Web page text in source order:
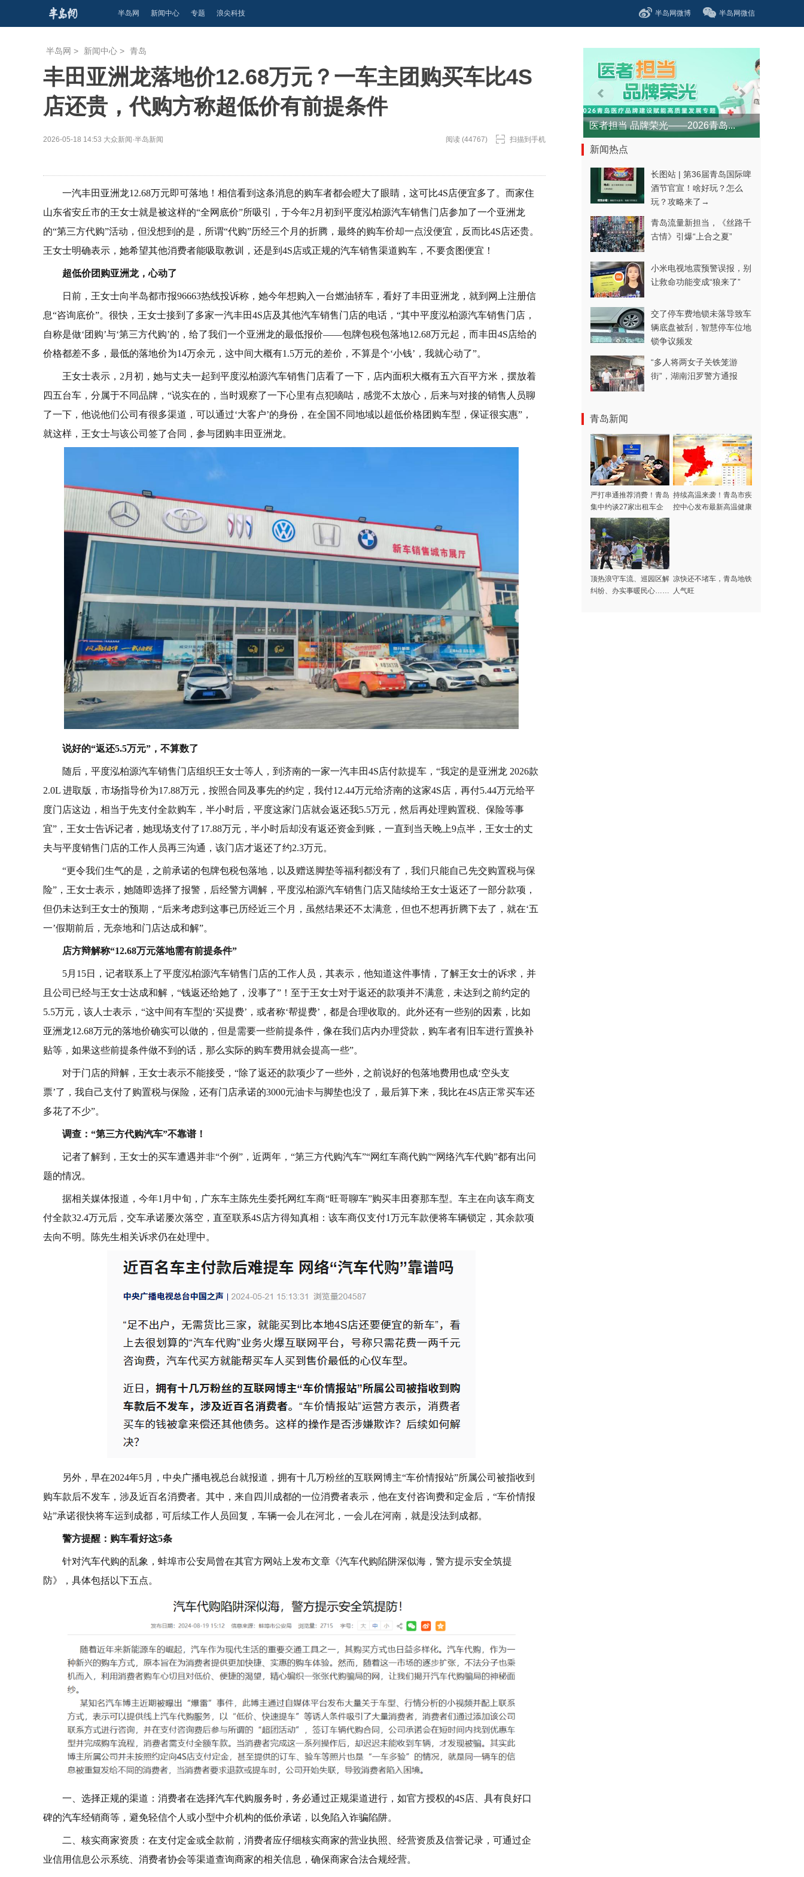
半岛网 新闻中心 专题 浪尖科技 半岛网微博 半岛网微信
半岛网 > 新闻中心 > 青岛
丰田亚洲龙落地价12.68万元？一车主团购买车比4S
店还贵，代购方称超低价有前提条件
2026-05-18 14:53 大众新闻·半岛新闻 阅读 (44767) 扫描到手机
一汽丰田亚洲龙12.68万元即可落地！相信看到这条消息的购车者都会瞪大了眼睛，这可比4S店便宜多了。而家住
山东省安丘市的王女士就是被这样的“全网底价”所吸引，于今年2月初到平度泓柏源汽车销售门店参加了一个亚洲龙
的“第三方代购”活动，但没想到的是，所谓“代购”历经三个月的折腾，最终的购车价却一点没便宜，反而比4S店还贵。
王女士明确表示，她希望其他消费者能吸取教训，还是到4S店或正规的汽车销售渠道购车，不要贪图便宜！
超低价团购亚洲龙，心动了
日前，王女士向半岛都市报96663热线投诉称，她今年想购入一台燃油轿车，看好了丰田亚洲龙，就到网上注册信
息“咨询底价”。很快，王女士接到了多家一汽丰田4S店及其他汽车销售门店的电话，“其中平度泓柏源汽车销售门店，
自称是做‘团购’与‘第三方代购’的，给了我们一个亚洲龙的最低报价——包牌包税包落地12.68万元起，而丰田4S店给的
价格都差不多，最低的落地价为14万余元，这中间大概有1.5万元的差价，不算是个‘小钱’，我就心动了”。
王女士表示，2月初，她与丈夫一起到平度泓柏源汽车销售门店看了一下，店内面积大概有五六百平方米，摆放着
四五台车，分属于不同品牌，“说实在的，当时观察了一下心里有点犯嘀咕，感觉不太放心，后来与对接的销售人员聊
了一下，他说他们公司有很多渠道，可以通过‘大客户’的身份，在全国不同地域以超低价格团购车型，保证很实惠”，
就这样，王女士与该公司签了合同，参与团购丰田亚洲龙。
说好的“返还5.5万元”，不算数了
随后，平度泓柏源汽车销售门店组织王女士等人，到济南的一家一汽丰田4S店付款提车，“我定的是亚洲龙 2026款
2.0L 进取版，市场指导价为17.88万元，按照合同及事先的约定，我付12.44万元给济南的这家4S店，再付5.44万元给平
度门店这边，相当于先支付全款购车，半小时后，平度这家门店就会返还我5.5万元，然后再处理购置税、保险等事
宜”，王女士告诉记者，她现场支付了17.88万元，半小时后却没有返还资金到账，一直到当天晚上9点半，王女士的丈
夫与平度销售门店的工作人员再三沟通，该门店才返还了约2.3万元。
“更令我们生气的是，之前承诺的包牌包税包落地，以及赠送脚垫等福利都没有了，我们只能自己先交购置税与保
险”，王女士表示，她随即选择了报警，后经警方调解，平度泓柏源汽车销售门店又陆续给王女士返还了一部分款项，
但仍未达到王女士的预期，“后来考虑到这事已历经近三个月，虽然结果还不太满意，但也不想再折腾下去了，就在‘五
一’假期前后，无奈地和门店达成和解”。
店方辩解称“12.68万元落地需有前提条件”
5月15日，记者联系上了平度泓柏源汽车销售门店的工作人员，其表示，他知道这件事情，了解王女士的诉求，并
且公司已经与王女士达成和解，“钱返还给她了，没事了”！至于王女士对于返还的款项并不满意，未达到之前约定的
5.5万元，该人士表示，“这中间有车型的‘买提费’，或者称‘帮提费’，都是合理收取的。此外还有一些别的因素，比如
亚洲龙12.68万元的落地价确实可以做的，但是需要一些前提条件，像在我们店内办理贷款，购车者有旧车进行置换补
贴等，如果这些前提条件做不到的话，那么实际的购车费用就会提高一些”。
对于门店的辩解，王女士表示不能接受，“除了返还的款项少了一些外，之前说好的包落地费用也成‘空头支
票’了，我自己支付了购置税与保险，还有门店承诺的3000元油卡与脚垫也没了，最后算下来，我比在4S店正常买车还
多花了不少”。
调查：“第三方代购汽车”不靠谱！
记者了解到，王女士的买车遭遇并非“个例”，近两年，“第三方代购汽车”“网红车商代购”“网络汽车代购”都有出问
题的情况。
据相关媒体报道，今年1月中旬，广东车主陈先生委托网红车商“旺哥聊车”购买丰田赛那车型。车主在向该车商支
付全款32.4万元后，交车承诺屡次落空，直至联系4S店方得知真相：该车商仅支付1万元车款便将车辆锁定，其余款项
去向不明。陈先生相关诉求仍在处理中。
另外，早在2024年5月，中央广播电视总台就报道，拥有十几万粉丝的互联网博主“车价情报站”所属公司被指收到
购车款后不发车，涉及近百名消费者。其中，来自四川成都的一位消费者表示，他在支付咨询费和定金后，“车价情报
站”承诺很快将车运到成都，可后续工作人员回复，车辆一会儿在河北，一会儿在河南，就是没法到成都。
警方提醒：购车看好这5条
针对汽车代购的乱象，蚌埠市公安局曾在其官方网站上发布文章《汽车代购陷阱深似海，警方提示安全筑提
防》，具体包括以下五点。
一、选择正规的渠道：消费者在选择汽车代购服务时，务必通过正规渠道进行，如官方授权的4S店、具有良好口
碑的汽车经销商等，避免轻信个人或小型中介机构的低价承诺，以免陷入诈骗陷阱。
二、核实商家资质：在支付定金或全款前，消费者应仔细核实商家的营业执照、经营资质及信誉记录，可通过企
业信用信息公示系统、消费者协会等渠道查询商家的相关信息，确保商家合法合规经营。
医者担当 品牌荣光——2026青岛...
新闻热点
长图站 | 第36届青岛国际啤
酒节官宣！啥好玩？怎么
玩？攻略来了→
青岛流量新担当，《丝路千
古情》引爆“上合之夏”
小米电视地震预警误报，别
让救命功能变成“狼来了”
交了停车费地锁未落导致车
辆底盘被刮，智慧停车位地
锁争议频发
“多人将两女子关铁笼游
街”，湖南汨罗警方通报
青岛新闻
严打串通推荐消费！青岛
集中约谈27家出租车企
业
持续高温来袭！青岛市疾
控中心发布最新高温健康
顶热浪守车流、巡园区解
纠纷、办实事暖民心……
凉快还不堵车，青岛地铁
人气旺